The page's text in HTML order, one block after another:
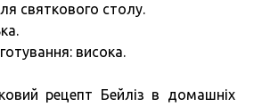
святкового столу.
висока.
рецепт Бейліз в домашніх